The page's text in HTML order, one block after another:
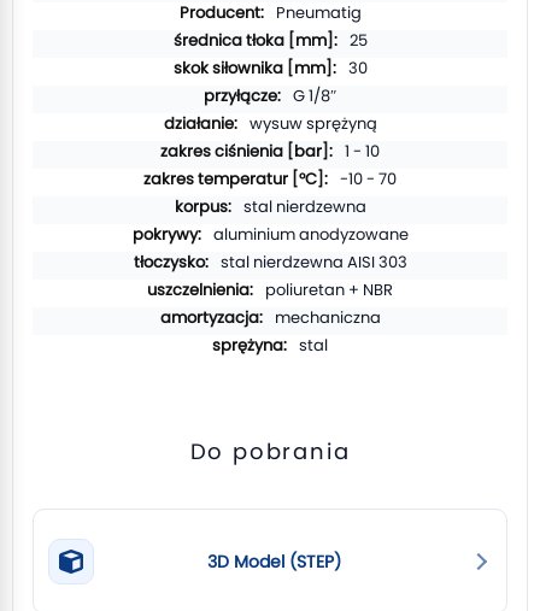
Pneumatig
25
30
G 1/8″
wysuw sprężyną
1 - 10
-10 - 70
stal nierdzewna
aluminium anodyzowane
stal nierdzewna AISI 303
poliuretan + NBR
mechaniczna
stal
Do pobrania
3D Model (STEP)